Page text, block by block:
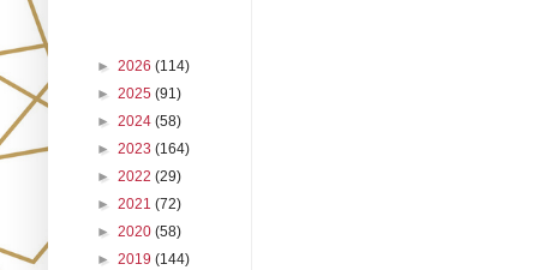
► 2026 (114)
► 2025 (91)
► 2024 (58)
► 2023 (164)
► 2022 (29)
► 2021 (72)
► 2020 (58)
► 2019 (144)